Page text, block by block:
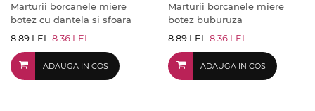
Marturii borcanele miere
botez cu dantela si sfoara
8.89 LEI 8.36 LEI
ADAUGA IN COS
Marturii borcanele miere
botez buburuza
8.89 LEI 8.36 LEI
ADAUGA IN COS